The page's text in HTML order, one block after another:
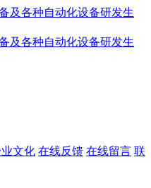
文化 在线反馈 在线留言 联